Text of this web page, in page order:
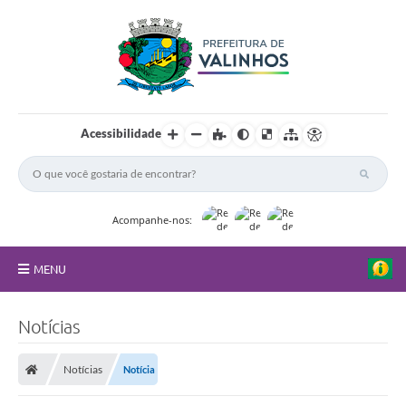
Acessibilidade
Acompanhe-nos:
MENU
Notícias
Notícias Notícia